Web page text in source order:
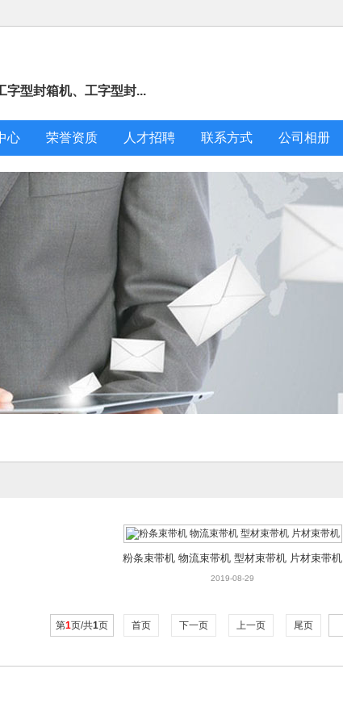
字型封箱机、工字型封...
心 荣誉资质 人才招聘 联系方式 公司相册
粉条束带机 物流束带机 型材束带机 片材束带机
2019-08-29
第1页/共1页 首页 下一页 上一页 尾页